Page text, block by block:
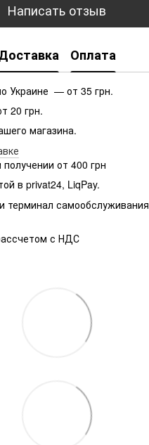
Написать отзыв
Оплата
Украине — от 35 грн.
20 грн.
магазина.
от 400 грн
в privat24, LiqPay.
терминал самообслуживания
с НДС